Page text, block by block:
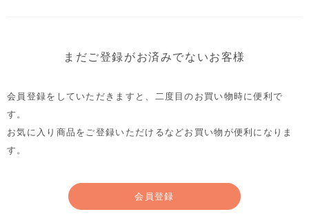
まだご登録がお済みでないお客様
会員登録をしていただきますと、二度目のお買い物時に便利で
す。
お気に入り商品をご登録いただけるなどお買い物が便利になりま
す。
会員登録